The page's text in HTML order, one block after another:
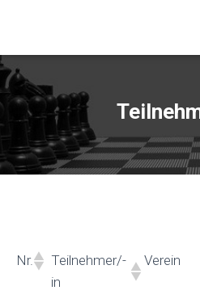
Nr.
Teilnehmer/-
in